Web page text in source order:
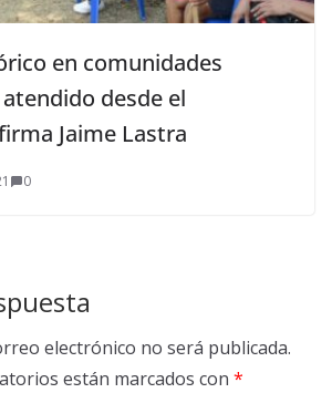
en comunidades
desde el
Jaime Lastra
0
electrónico no será publicada.
están marcados con *